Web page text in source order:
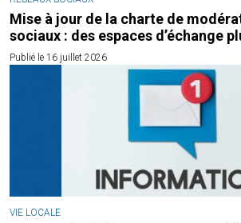
Mise à jour de la charte de
sociaux : des espaces d’échange
Publié le 16 juillet 2026
VIE LOCALE